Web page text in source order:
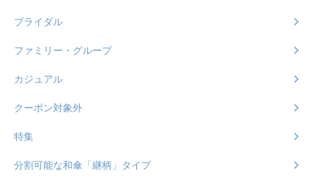
ブライダル
ファミリー・グループ
カジュアル
クーポン対象外
特集
分割可能な和傘「継柄」タイプ